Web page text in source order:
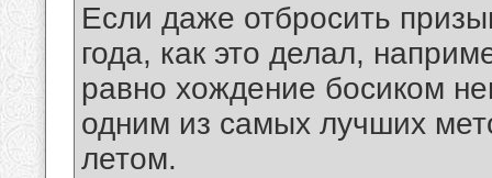
Если даже отбросить
года, как это делал,
равно хождение босиком
одним из самых лучших
летом.